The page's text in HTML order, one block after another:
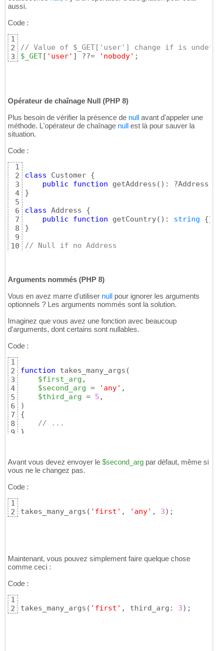
aussi.
Code :
1
2
3
// Value of $_GET['user'] change if is
$_GET [ 'user' ] ??= 'nobody' ;
Opérateur de chaînage Null (PHP 8)
Plus besoin de vérifier la présence de null avant d'appeler une
méthode. L'opérateur de chaînage null est là pour sauver la
situation.
Code :
1
2
3
4
5
6
7
8
9
10
class Customer {
public
function getAddress ( ) : ?Address
}
class Address {
public
function getCountry( ) : string {}
}
// Null if no Address
Arguments nommés (PHP 8)
Vous en avez marre d'utiliser null pour ignorer les arguments
optionnels ? Les arguments nommés sont la solution.
Imaginez que vous avez une fonction avec beaucoup
d'arguments, dont certains sont nullables.
Code :
1
2
3
4
5
6
7
8
9
function takes_many_args (
$first_arg ,
$second_arg = 'any' ,
$third_arg = 5
)
{
// ...
}
Avant vous devez envoyer le $second_arg par défaut, même si
vous ne le changez pas.
Code :
1
2
takes_many_args ( 'first' , 'any' , 3) ;
Maintenant, vous pouvez simplement faire quelque chose
comme ceci :
Code :
1
2
takes_many_args ( 'first' , third_arg: 3) ;